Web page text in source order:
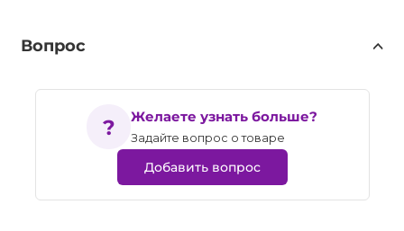
Вопрос
Желаете узнать больше?
Задайте вопрос о товаре
Добавить вопрос